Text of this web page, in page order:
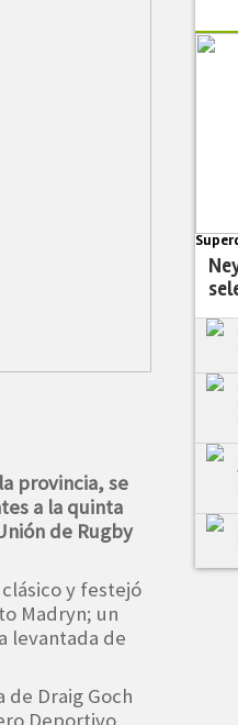
provincia, se
a la quinta
de Rugby
y festejó
Madryn; un
levantada de
Draig Goch